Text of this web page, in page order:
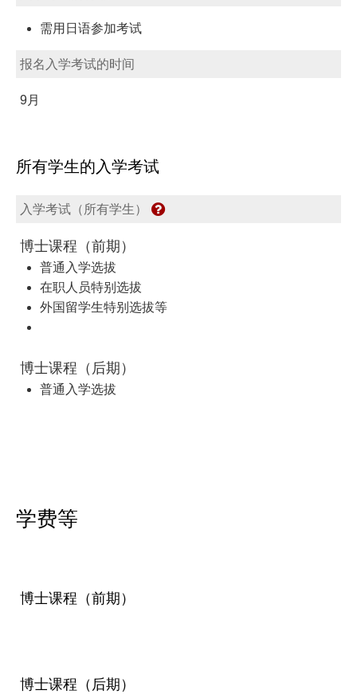
需用日语参加考试
报名入学考试的时间
9月
所有学生的入学考试
入学考试（所有学生）
博士课程（前期）
普通入学选拔
在职人员特别选拔
外国留学生特别选拔等
博士课程（后期）
普通入学选拔
学费等
博士课程（前期）
博士课程（后期）